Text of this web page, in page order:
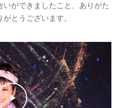
ができましたこと、ありがた
とうございます。
Video